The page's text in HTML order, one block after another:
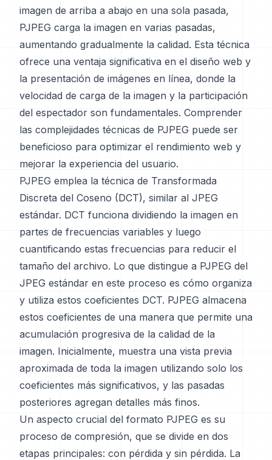
imagen de arriba a abajo en una sola pasada,
PJPEG carga la imagen en varias pasadas,
aumentando gradualmente la calidad. Esta técnica
ofrece una ventaja significativa en el diseño web y
la presentación de imágenes en línea, donde la
velocidad de carga de la imagen y la participación
del espectador son fundamentales. Comprender
las complejidades técnicas de PJPEG puede ser
beneficioso para optimizar el rendimiento web y
mejorar la experiencia del usuario.
PJPEG emplea la técnica de Transformada
Discreta del Coseno (DCT), similar al JPEG
estándar. DCT funciona dividiendo la imagen en
partes de frecuencias variables y luego
cuantificando estas frecuencias para reducir el
tamaño del archivo. Lo que distingue a PJPEG del
JPEG estándar en este proceso es cómo organiza
y utiliza estos coeficientes DCT. PJPEG almacena
estos coeficientes de una manera que permite una
acumulación progresiva de la calidad de la
imagen. Inicialmente, muestra una vista previa
aproximada de toda la imagen utilizando solo los
coeficientes más significativos, y las pasadas
posteriores agregan detalles más finos.
Un aspecto crucial del formato PJPEG es su
proceso de compresión, que se divide en dos
etapas principales: con pérdida y sin pérdida. La